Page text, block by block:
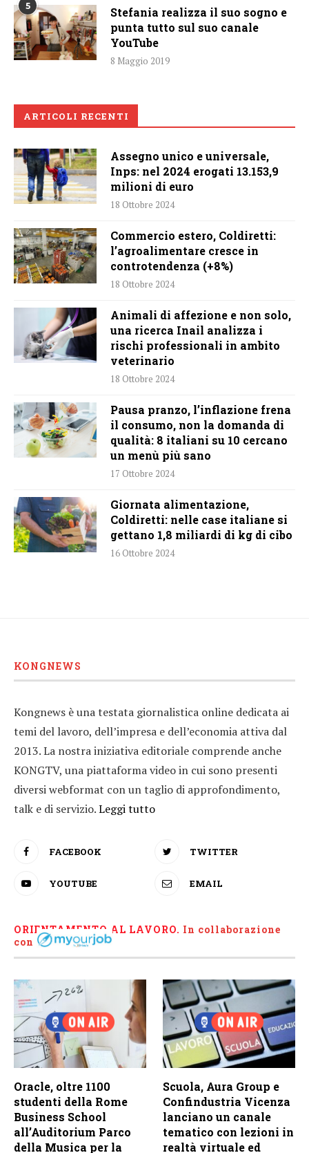
5
Stefania realizza il suo sogno e
punta tutto sul suo canale
YouTube
8 Maggio 2019
ARTICOLI RECENTI
Assegno unico e universale,
Inps: nel 2024 erogati 13.153,9
milioni di euro
18 Ottobre 2024
Commercio estero, Coldiretti:
l’agroalimentare cresce in
controtendenza (+8%)
18 Ottobre 2024
Animali di affezione e non solo,
una ricerca Inail analizza i
rischi professionali in ambito
veterinario
18 Ottobre 2024
Pausa pranzo, l’inflazione frena
il consumo, non la domanda di
qualità: 8 italiani su 10 cercano
un menù più sano
17 Ottobre 2024
Giornata alimentazione,
Coldiretti: nelle case italiane si
gettano 1,8 miliardi di kg di cibo
16 Ottobre 2024
KONGNEWS
Kongnews è una testata giornalistica online dedicata ai
temi del lavoro, dell’impresa e dell’economia attiva dal
2013. La nostra iniziativa editoriale comprende anche
KONGTV, una piattaforma video in cui sono presenti
diversi webformat con un taglio di approfondimento,
talk e di servizio.Leggi tutto
FACEBOOK TWITTER
YOUTUBE EMAIL
ORIENTAMENTO AL LAVORO. In collaborazione
con
Oracle, oltre 1100
studenti della Rome
Business School
all’Auditorium Parco
della Musica per la
Scuola, Aura Group e
Confindustria Vicenza
lanciano un canale
tematico con lezioni in
realtà virtuale ed